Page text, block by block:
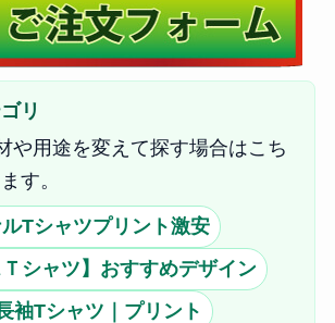
リ
や用途を変えて探す場合はこち
す。
Tシャツプリント激安
Ｔシャツ】おすすめデザイン
袖Tシャツ｜プリント